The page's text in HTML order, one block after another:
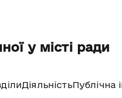
у місті ради
ДіяльністьПублічна